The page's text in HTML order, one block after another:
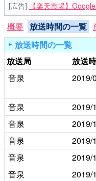
[広告]
【楽天市場】
概要 放送時間の一覧
放送時間の一覧
放送局
放送
音泉
2019/
音泉 2019/
音泉 2019/
音泉 2019/
音泉 2019/
音泉 2019/